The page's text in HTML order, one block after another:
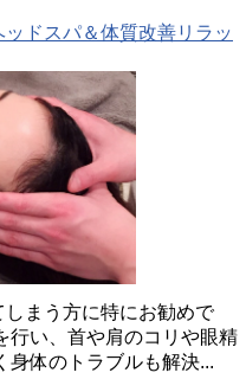
ッドスパ＆体質改善リラッ
まう方に特にお勧めで
行い、首や肩のコリや眼精
身体のトラブルも解決...